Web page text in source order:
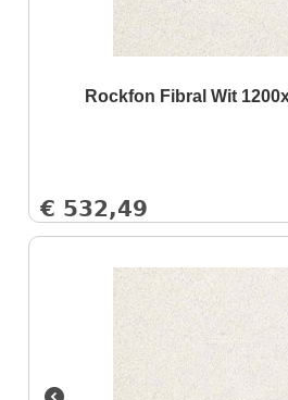
Rockfon Fibral Wit
€ 532,49